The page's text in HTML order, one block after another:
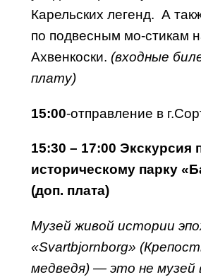
Карельских легенд. А
по подвесным мо-стикам
Ахвенкоски. (входные
плату)
15:00-отправление в
15:30 – 17:00 Экскурсия
историческому парку
(доп. плата)
Музей живой истории
«Svartbjornborg»
медведя) — это не музей